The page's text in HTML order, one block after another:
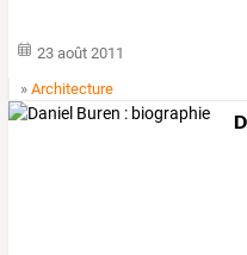
23 août 2011
»Architecture